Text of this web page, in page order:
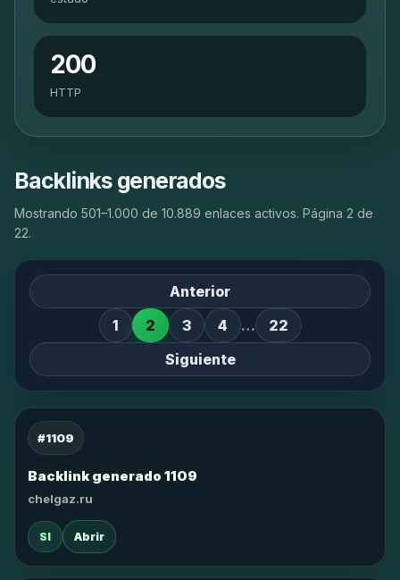
200
HTTP
Backlinks generados
Mostrando 501–1.000 de 10.889 enlaces activos. Página 2 de
22.
Anterior
1
2 3 4 …
22
Siguiente
#1109
Backlink generado 1109
chelgaz.ru
SI Abrir